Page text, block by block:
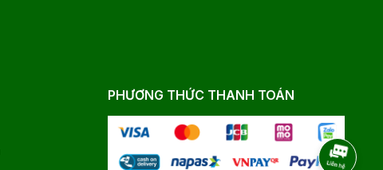
PHƯƠNG THỨC THANH TOÁN